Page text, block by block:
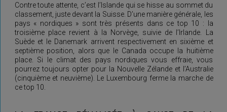
Contre toute attente, c’est l’Islande qui se hisse au sommet du
classement, juste devant la Suisse. D’une manière générale, les
pays « nordiques » sont très présents dans ce top 10 : la
troisième place revient à la Norvège, suivie de l’Irlande. La
Suède et le Danemark arrivent respectivement en sixième et
septième position, alors que le Canada occupe la huitième
place. Si le climat des pays nordiques vous effraie, vous
pourrez toujours opter pour la Nouvelle Zélande et l’Australie
(cinquième et neuvième). Le Luxembourg ferme la marche de
ce top 10.